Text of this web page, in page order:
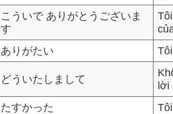
こういで ありがとうございま
す
ありがたい
どういたしまして
lời
たすかった